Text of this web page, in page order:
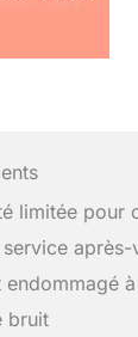
limitée pour
après-
endommagé
bruit